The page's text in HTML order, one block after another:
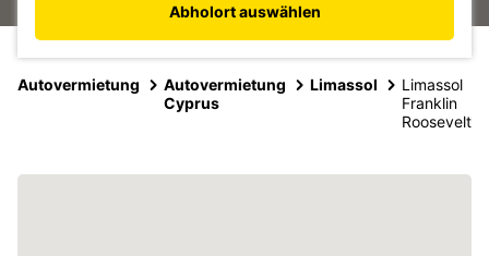
Abholort auswählen
Autovermietung
Autovermietung
Cyprus
Limassol
Limassol
Franklin
Roosevelt